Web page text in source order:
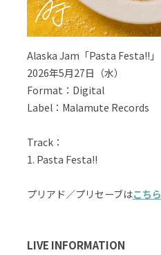
Alaska Jam「Pasta Festa!!」
2026年5月27日（水）
Format：Digital
Label：Malamute Records
Track：
1. Pasta Festa!!
プリアド／プリセーブはこちら
LIVE INFORMATION